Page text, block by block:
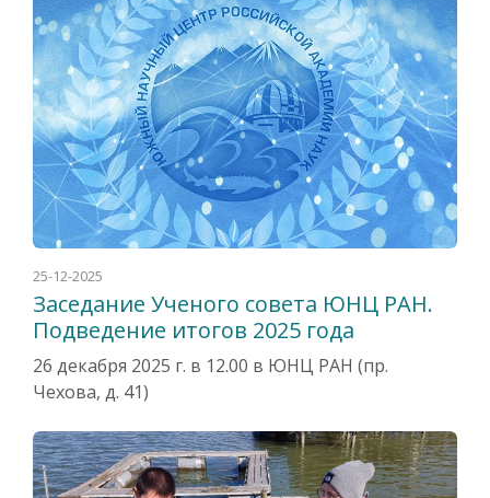
25-12-2025
Заседание Ученого совета ЮНЦ РАН.
Подведение итогов 2025 года
26 декабря 2025 г. в 12.00 в ЮНЦ РАН (пр.
Чехова, д. 41)